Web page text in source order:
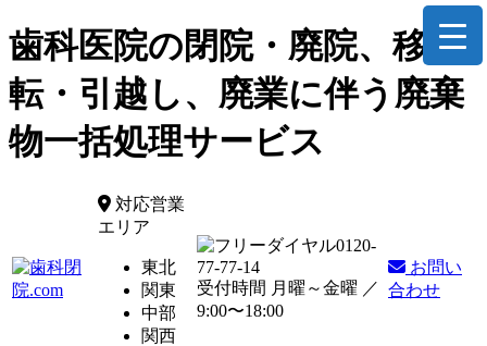
歯科医院の閉院・廃院、移
転・引越し、廃業に伴う廃棄
物一括処理サービス
対応営業
エリア
東北
関東
中部
関西
0120-
77-77-14
受付時間 月曜～金曜 ／
9:00〜18:00
お問い
合わせ